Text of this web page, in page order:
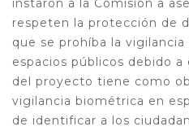
respeten la protección de
que se prohíba la
espacios públicos debido
del proyecto tiene como
vigilancia biométrica en
de identificar a los